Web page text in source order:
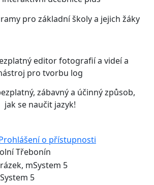
o přístupnosti
Třebonín
5